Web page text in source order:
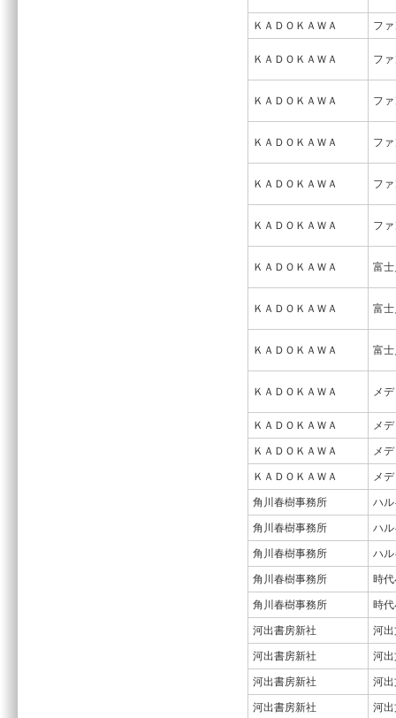
ＫＡＤＯＫＡＷＡ フ
ＫＡＤＯＫＡＷＡ フ
ＫＡＤＯＫＡＷＡ フ
ＫＡＤＯＫＡＷＡ フ
ＫＡＤＯＫＡＷＡ フ
ＫＡＤＯＫＡＷＡ フ
ＫＡＤＯＫＡＷＡ 富
ＫＡＤＯＫＡＷＡ 富
ＫＡＤＯＫＡＷＡ 富
ＫＡＤＯＫＡＷＡ メ
ＫＡＤＯＫＡＷＡ メ
ＫＡＤＯＫＡＷＡ メ
ＫＡＤＯＫＡＷＡ メ
角川春樹事務所 ハ
角川春樹事務所 ハ
角川春樹事務所 ハ
角川春樹事務所 時
角川春樹事務所 時
河出書房新社 河
河出書房新社 河
河出書房新社 河
河出書房新社 河